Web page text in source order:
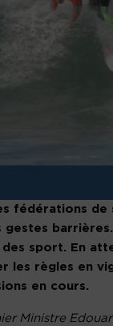
fédérations
gestes
sport. En
les règles en
en cours.
Ministre